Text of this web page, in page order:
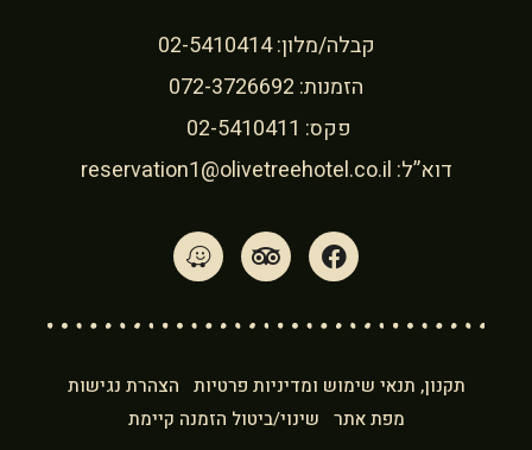
קבלה/מלון:02-5410414
הזמנות: 072-3726692
פקס: 02-5410411
דוא”ל: reservation1@olivetreehotel.co.il
תקנון, תנאי שימוש ומדיניות פרטיות הצהרת נגישות
מפת אתר שינוי/ביטול הזמנה קיימת